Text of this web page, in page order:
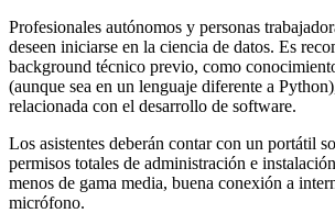
Profesionales autónomos y personas
deseen iniciarse en la ciencia de datos. Es
background técnico previo, como
(aunque sea en un lenguaje diferente a
relacionada con el desarrollo de software.
Los asistentes deberán contar con un portátil
permisos totales de administración e
menos de gama media, buena conexión a
micrófono.